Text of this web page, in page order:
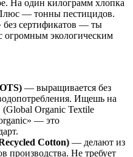
На один килограмм хлопка
— тонны пестицидов.
сертификатов — ты
огромным экологическим
— выращивается без
Ищешь на
Organic Textile
— это
Cotton) — делают из
производства. Не требует